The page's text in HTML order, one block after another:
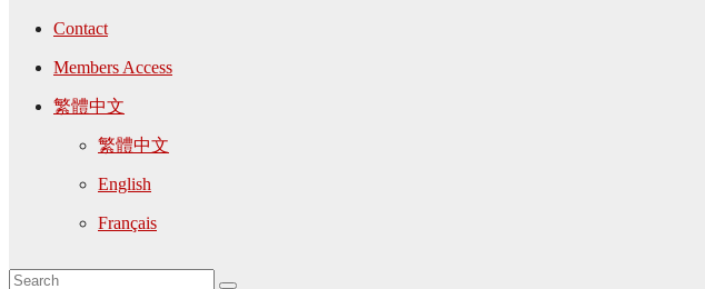
Contact
Members Access
繁體中文
繁體中文
English
Français